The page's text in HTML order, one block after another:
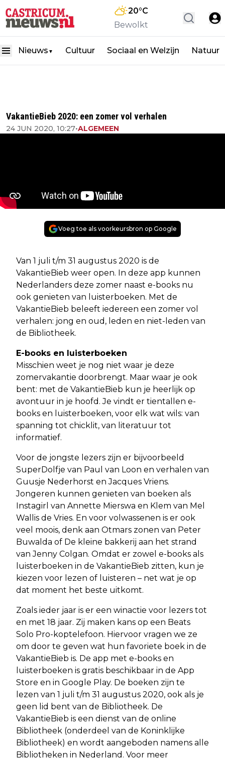
20°C
Bewolkt
Nieuws ▼ Cultuur Sociaal en Welzijn Natuur
VakantieBieb 2020: een zomer vol verhalen
24 JUN 2020, 10:27•ALGEMEEN
Voeg toe als voorkeursbron op Google
Van 1 juli t/m 31 augustus 2020 is de
VakantieBieb weer open. In deze app kunnen
Nederlanders deze zomer naast e-books nu
ook genieten van luisterboeken. Met de
VakantieBieb beleeft iedereen een zomer vol
verhalen: jong en oud, leden en niet-leden van
de Bibliotheek.
E-books en luisterboeken
Misschien weet je nog niet waar je deze
zomervakantie doorbrengt. Maar waar je ook
bent: met de VakantieBieb kun je heerlijk op
avontuur in je hoofd. Je vindt er tientallen e-
books en luisterboeken, voor elk wat wils: van
spanning tot chicklit, van literatuur tot
informatief.
Voor de jongste lezers zijn er bijvoorbeeld
SuperDolfje van Paul van Loon en verhalen van
Guusje Nederhorst en Jacques Vriens.
Jongeren kunnen genieten van boeken als
Instagirl van Annette Mierswa en Klem van Mel
Wallis de Vries. En voor volwassenen is er ook
veel moois, denk aan Otmars zonen van Peter
Buwalda of De kleine bakkerij aan het strand
van Jenny Colgan. Omdat er zowel e-books als
luisterboeken in de VakantieBieb zitten, kun je
kiezen voor lezen of luisteren – net wat je op
dat moment het beste uitkomt.
Zoals ieder jaar is er een winactie voor lezers tot
en met 18 jaar. Zij maken kans op een Beats
Solo Pro-koptelefoon. Hiervoor vragen we ze
om door te geven wat hun favoriete boek in de
VakantieBieb is. De app met e-books en
luisterboeken is gratis beschikbaar in de App
Store en in Google Play. De boeken zijn te
lezen van 1 juli t/m 31 augustus 2020, ook als je
geen lid bent van de Bibliotheek. De
VakantieBieb is een dienst van de online
Bibliotheek (onderdeel van de Koninklijke
Bibliotheek) en wordt aangeboden namens alle
Bibliotheken in Nederland. Voor meer